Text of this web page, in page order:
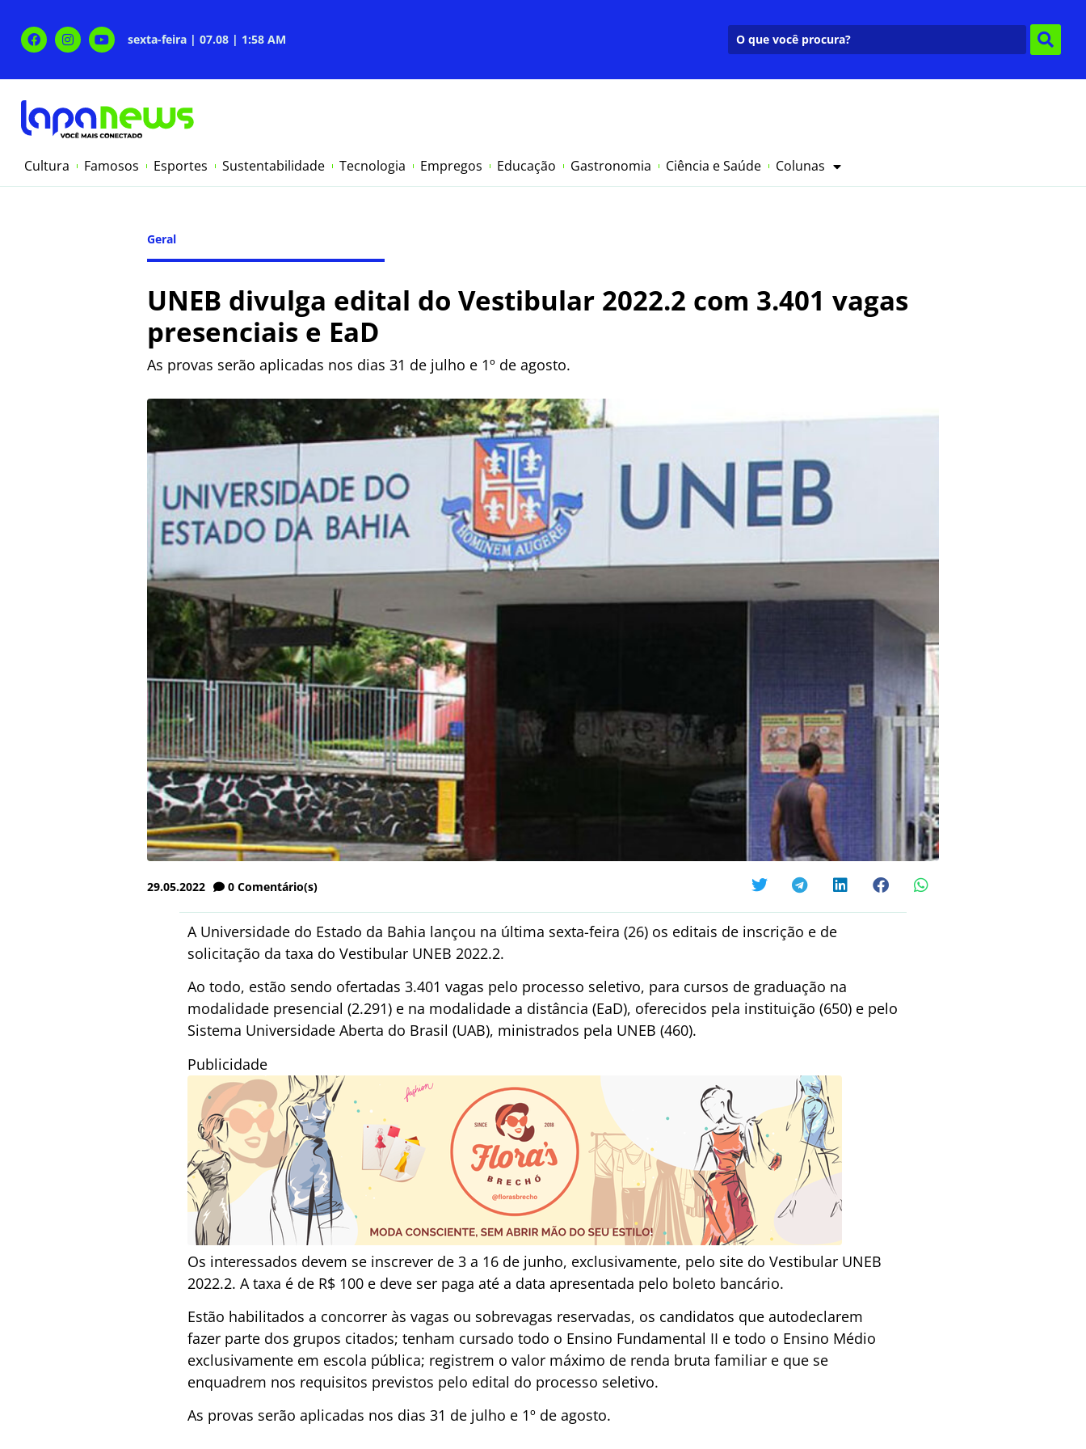
sexta-feira | 07.08 | 1:58 AM
Cultura Famosos Esportes Sustentabilidade Tecnologia Empregos Educação Gastronomia Ciência e Saúde Colunas
Geral
UNEB divulga edital do Vestibular 2022.2 com 3.401 vagas
presenciais e EaD
As provas serão aplicadas nos dias 31 de julho e 1º de agosto.
29.05.2022 0 Comentário(s)
A Universidade do Estado da Bahia lançou na última sexta-feira (26) os editais de inscrição e de
solicitação da taxa do Vestibular UNEB 2022.2.
Ao todo, estão sendo ofertadas 3.401 vagas pelo processo seletivo, para cursos de graduação na
modalidade presencial (2.291) e na modalidade a distância (EaD), oferecidos pela instituição (650) e pelo
Sistema Universidade Aberta do Brasil (UAB), ministrados pela UNEB (460).
Publicidade
Os interessados devem se inscrever de 3 a 16 de junho, exclusivamente, pelo site do Vestibular UNEB
2022.2. A taxa é de R$ 100 e deve ser paga até a data apresentada pelo boleto bancário.
Estão habilitados a concorrer às vagas ou sobrevagas reservadas, os candidatos que autodeclarem
fazer parte dos grupos citados; tenham cursado todo o Ensino Fundamental II e todo o Ensino Médio
exclusivamente em escola pública; registrem o valor máximo de renda bruta familiar e que se
enquadrem nos requisitos previstos pelo edital do processo seletivo.
As provas serão aplicadas nos dias 31 de julho e 1º de agosto.